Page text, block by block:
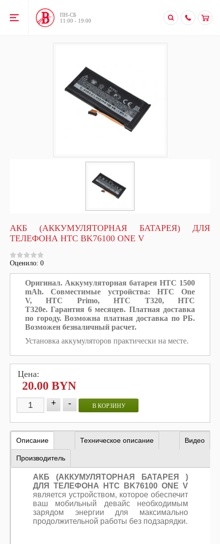
ПН-CБ
11:00 - 19:00
АКБ (АККУМУЛЯТОРНАЯ БАТАРЕЯ) ДЛЯ
ТЕЛЕФОНА HTC BK76100 ONE V
Оценило: 0
Оригинал. Аккумуляторная батарея HTC 1500
mAh. Совместимые устройства: HTC One
V,
HTC Primo, HTC T320,
HTC
T320e.Гарантия 6 месяцев. Платная доставка
по городу. Возможна платная доставка по РБ.
Возможен безналичный расчет.
Установка аккумуляторов практически на месте.
Цена:
20.00 BYN
+ - В КОРЗИНУ
Описание Техническое описание Видео
Производитель
АКБ (АККУМУЛЯТОРНАЯ БАТАРЕЯ )
ДЛЯ ТЕЛЕФОНА HTC BK76100 ONE V
является устройством, которое обеспечит
ваш мобильный девайс необходимым
зарядом энергии для максимально
продолжительной работы без подзарядки.